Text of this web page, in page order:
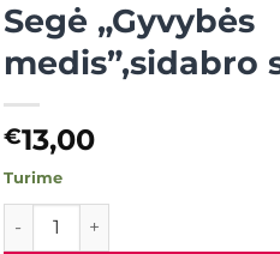
Segė „Gyvybės
medis”,sidabro
€13,00
Turime
produkto kiekis: Segė